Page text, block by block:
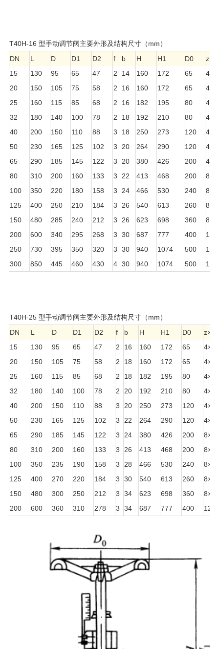
T40H-16 型手动调节阀主要外形及结构尺寸（mm）
DN
L D D1 D2 f b H H1 D0
15
130 95 65 47 2 14 160 172 65
20
150 105 75 58 2 16 160 172 65
25
160 115 85 68 2 16 182 195 80
32
180 140 100 78 2 18 192 210 80
40
200 150 110 88 3 18 250 273 120
50
230 165 125 102 3 20 264 290 120
65
290 185 145 122 3 20 380 426 200
80
310 200 160 133 3 22 413 468 200
100
350 220 180 158 3 24 466 530 240
125
400 250 210 184 3 26 540 613 260
150
480 285 240 212 3 26 623 698 360
200
600 340 295 268 3 30 687 777 400
250
730 395 350 320 3 30 940 1074 500
300
850 445 460 430 4 30 940 1074 500
T40H-25 型手动调节阀主要外形及结构尺寸（mm）
DN
L D D1 D2 f b H H1 D0
15
130 95 65 47 2 16 160 172 65
20
150 105 75 58 2 18 160 172 65
25
160 115 85 68 2 18 182 195 80
32
180 140 100 78 2 20 192 210 80
40
200 150 110 88 3 20 250 273 120
50
230 165 125 102 3 22 264 290 120
65
290 185 145 122 3 24 380 426 200
80
310 200 160 133 3 26 413 468 200
100
350 235 190 158 3 28 466 530 240
125
400 270 220 184 3 30 540 613 260
150
480 300 250 212 3 34 623 698 360
200
600 360 310 278 3 34 687 777 400